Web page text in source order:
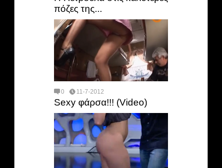
πόζες της...
0 11-7-2012
Sexy φάρσα!!! (Video)